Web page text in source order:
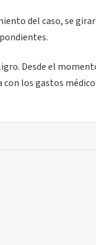
del caso, se
Desde el
los gastos